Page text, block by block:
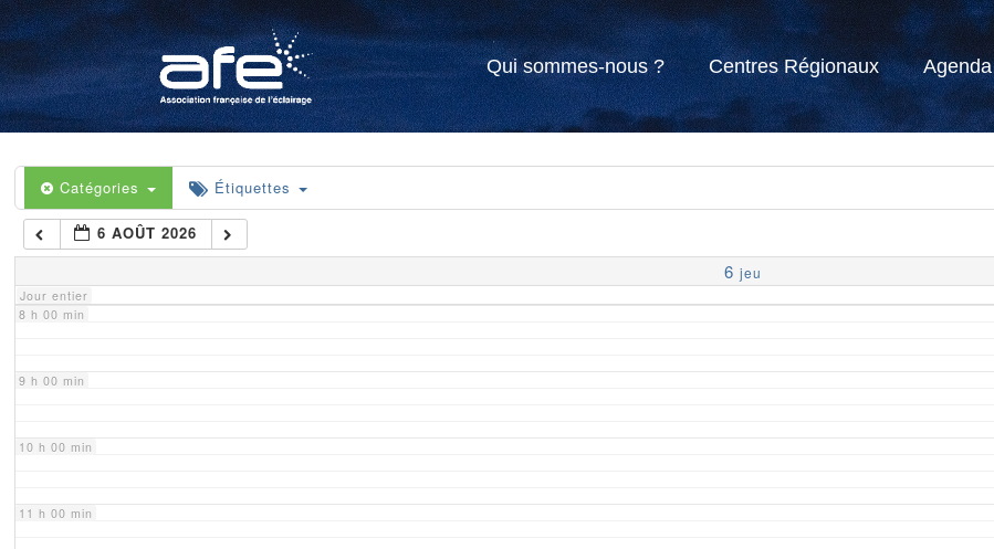
Qui sommes-nous ? Centres Régionaux Agenda
Catégories Étiquettes
6 AOÛT 2026
6 jeu
Jour entier
4 h 00 min
5 h 00 min
6 h 00 min
7 h 00 min
8 h 00 min
9 h 00 min
10 h 00 min
11 h 00 min